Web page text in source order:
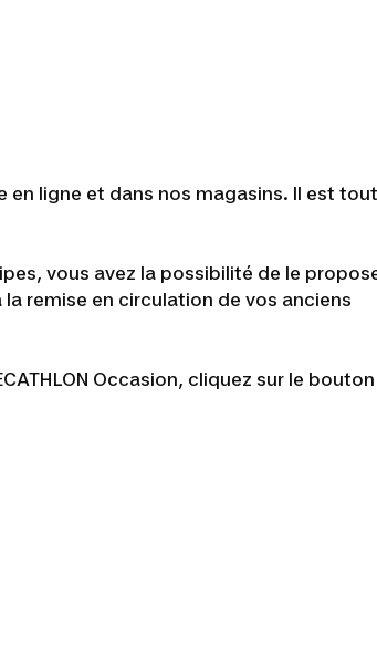
ligne et dans nos magasins. Il est
vous avez la possibilité de le
remise en circulation de vos anciens
Occasion, cliquez sur le